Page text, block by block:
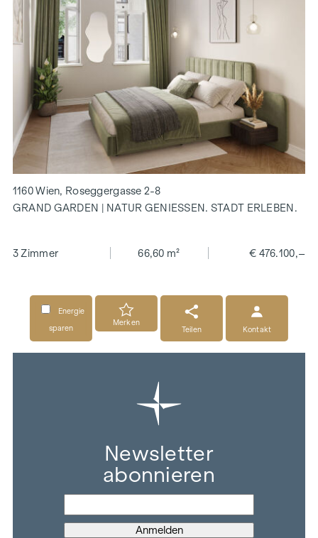
1160 Wien, Roseggergasse 2-8
GRAND GARDEN | NATUR GENIESSEN. STADT ERLEBEN.
3 Zimmer 66,60 m² € 476.100,–
Energie
sparen
Merken
Teilen
Kontakt
Newsletter
abonnieren